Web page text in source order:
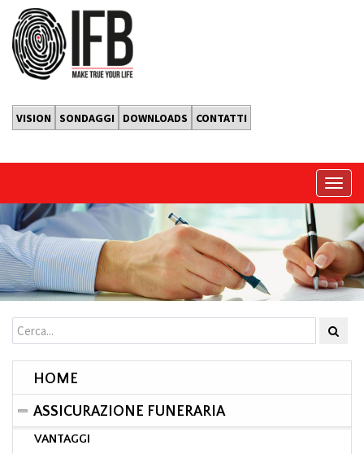
VISION SONDAGGI DOWNLOADS CONTATTI
HOME
ASSICURAZIONE FUNERARIA
VANTAGGI